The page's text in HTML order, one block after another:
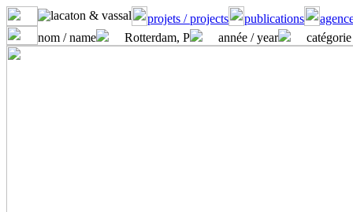
projets / projects publications
nom / name
Rotterdam, P année / year